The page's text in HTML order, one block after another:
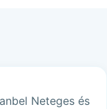
Neteges és